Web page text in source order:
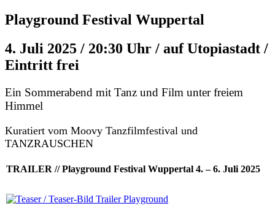
Playground Festival Wuppertal
4. Juli 2025 / 20:30 Uhr / auf Utopiastadt /
Eintritt frei
Ein Sommerabend mit Tanz und Film unter freiem
Himmel
Kuratiert vom Moovy Tanzfilmfestival und
TANZRAUSCHEN
TRAILER // Playground Festival Wuppertal 4. – 6. Juli 2025